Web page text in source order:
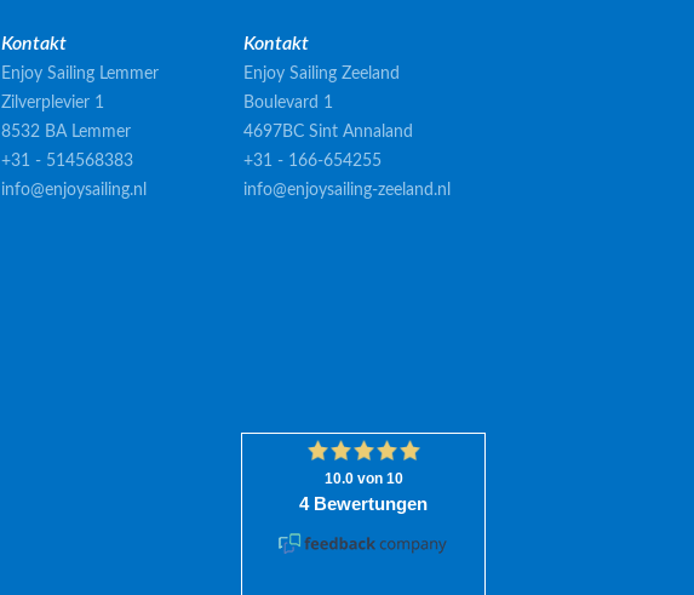
Kontakt
Enjoy Sailing Lemmer
Zilverplevier 1
8532 BA Lemmer
+31 - 514568383
info@enjoysailing.nl
Kontakt
Enjoy Sailing Zeeland
Boulevard 1
4697BC Sint Annaland
+31 - 166-654255
info@enjoysailing-zeeland.nl